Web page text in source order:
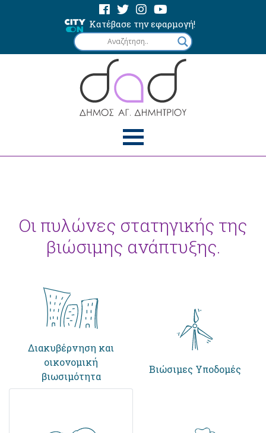
Κατέβασε την εφαρμογή!
Οι πυλώνες στατηγικής της
βιώσιμης ανάπτυξης.
Διακυβέρνηση και
οικονομική
βιωσιμότητα
Βιώσιμες Υποδομές